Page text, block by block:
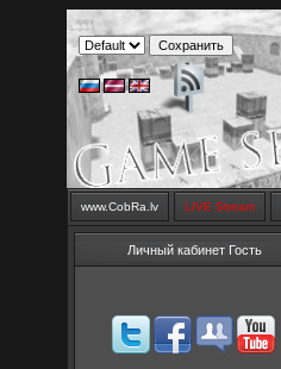
www.CobRa.lv LIVE Stream
Личный кабинет Гость